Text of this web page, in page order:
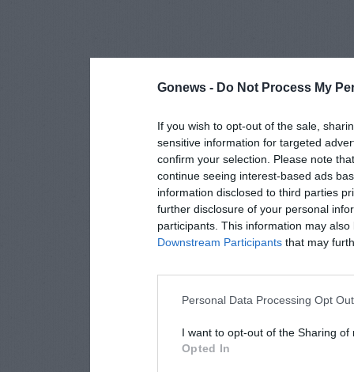
Gonews - Do Not Process My
If you wish to opt-out of the sale,
sensitive information for targeted
confirm your selection. Please note
continue seeing interest-based ads
information disclosed to third parties
further disclosure of your personal
participants. This information may
Downstream Participants that may
Personal Data Processing Opt
I want to opt-out of the Sharing of
Opted In